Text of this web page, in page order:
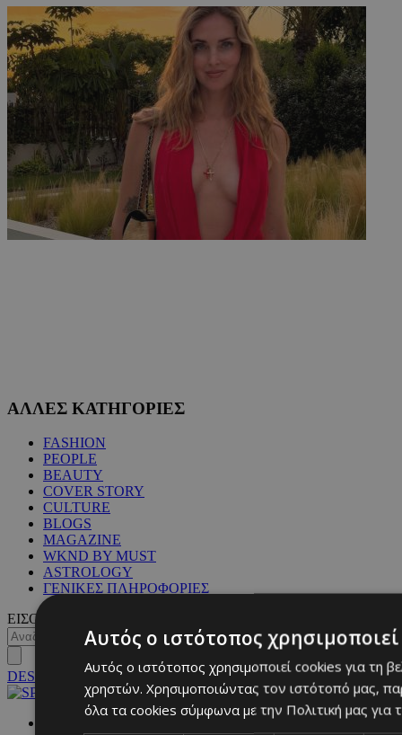
ΑΛΛΕΣ ΚΑΤΗΓΟΡΙΕΣ
FASHION
PEOPLE
BEAUTY
COVER STORY
CULTURE
BLOGS
MAGAZINE
WKND BY MUST
ASTROLOGY
ΓΕΝΙΚΕΣ ΠΛΗΡΟΦΟΡΙΕΣ
ΕΙΣΟΔΟΣ
DESKTOP
Αυτός ο ιστότοπος
Αυτός ο ιστότοπος χρησιμοποιεί cookies για τη
χρηστών. Χρησιμοποιώντας τον ιστότοπό μας,
όλα τα cookies σύμφωνα με την Πολιτική μας για